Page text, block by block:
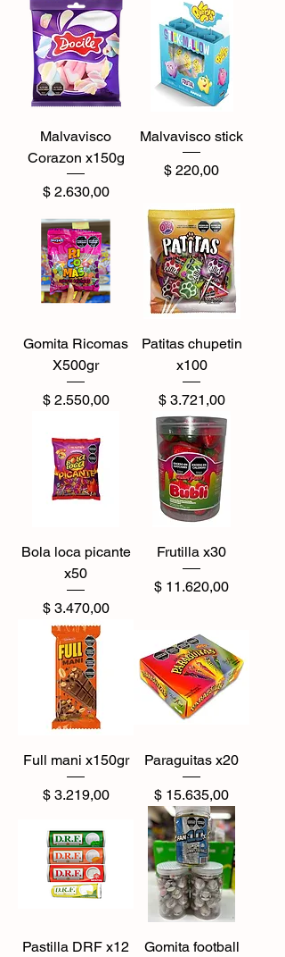
Malvavisco
Corazon x150g
Precio
$ 2.630,00
Malvavisco stick
Precio
$ 220,00
Gomita Ricomas
X500gr
Precio
$ 2.550,00
Patitas chupetin
x100
Precio
$ 3.721,00
Bola loca picante
x50
Precio
$ 3.470,00
Frutilla x30
Precio
$ 11.620,00
Full mani x150gr
Precio
$ 3.219,00
Paraguitas x20
Precio
$ 15.635,00
Pastilla DRF x12
Gomita football